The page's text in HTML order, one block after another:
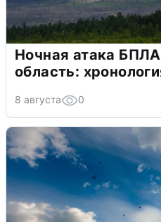
Ночная атака
область:
8 августа 0